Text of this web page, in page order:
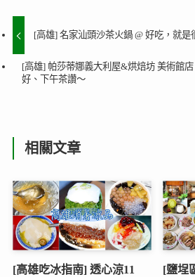
[高雄] 名家汕頭沙茶火鍋 @ 好吃，就是
[高雄] 帕莎蒂娜義大利屋&烘焙坊 美術館店
好、下午茶讚～
相關文章
[高雄吃冰指南] 透心涼11
[鹽埕